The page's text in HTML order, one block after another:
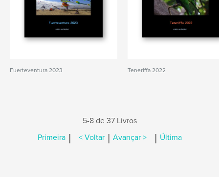
Fuerteventura 2023 Teneriffa 2022
5-8 de 37 Livros
Primeira | < Voltar | Avançar > | Última